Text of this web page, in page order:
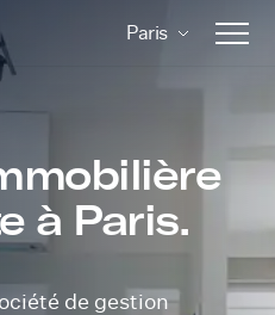
Paris
Open
à Paris.
de gestion